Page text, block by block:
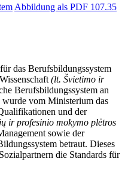
Abbildung als PDF 107.35
das Berufsbildungssystem
(lt. Švietimo ir
Berufsbildungssystem an
wurde vom Ministerium das
und der
ir profesinio mokymo plėtros
sowie der
betraut. Dieses
die Standards für